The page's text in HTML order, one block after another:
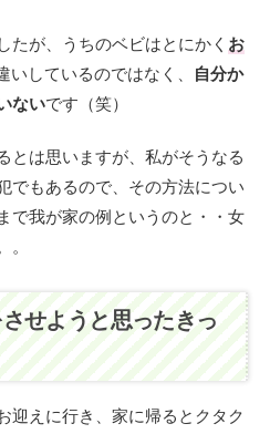
たが、うちのベビはとにかく お
しているのではなく、
自分か
ないです（笑）
とは思いますが、私がそうなる
でもあるので、その方法につい
で我が家の例というのと・・女
せようと思ったきっ
迎えに行き、家に帰るとクタク